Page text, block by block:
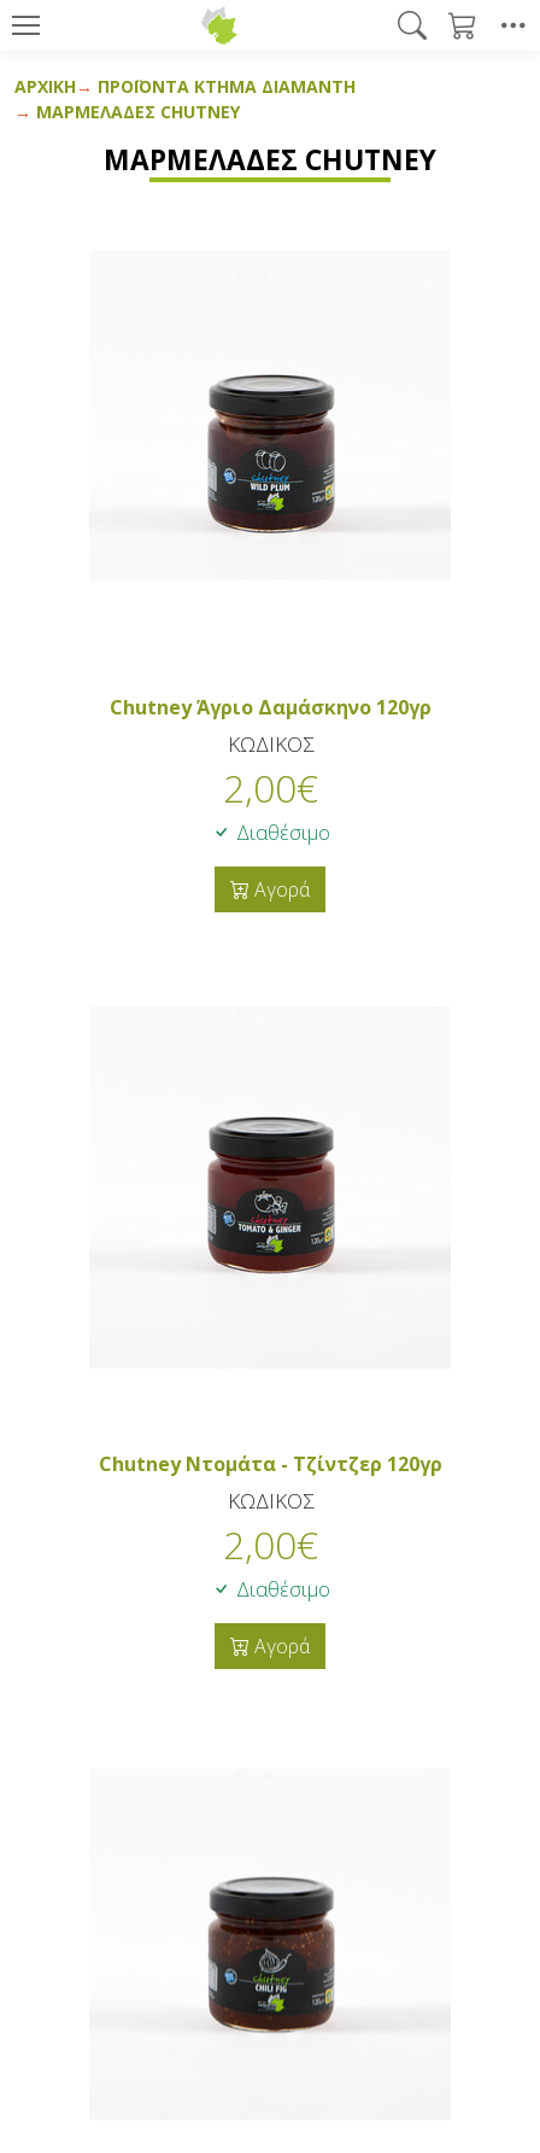
ΑΡΧΙΚΉ
ΠΡΟΪΌΝΤΑ ΚΤΉΜΑ ΔΙΑΜΆΝΤΗ
ΜΑΡΜΕΛΆΔΕΣ CHUTNEY
ΜΑΡΜΕΛΆΔΕΣ CHUTNEY
Chutney Άγριο Δαμάσκηνο 120γρ
ΚΩΔΙΚΟΣ
2,00€
Διαθέσιμο
Αγορά
Chutney Ντομάτα - Τζίντζερ 120γρ
ΚΩΔΙΚΟΣ
2,00€
Διαθέσιμο
Αγορά